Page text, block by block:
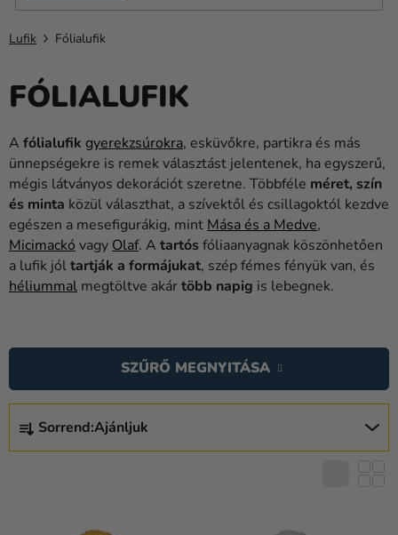
sátrak
Kanekalon
Hélium
és
Esküvő
Party
Dekoráció
és
kiegészítők
Ruházat
Újdonság
Ajándékok
Lufik Fólialufik
FÓLIALUFIK
A fólialufik gyerekzsúrokra, esküvőkre, partikra és más
ünnepségekre is remek választást jelentenek, ha egyszerű,
mégis látványos dekorációt szeretne. Többféle méret, szín
és minta közül választhat, a szívektől és csillagoktól kezdve
egészen a mesefigurákig, mint Mása és a Medve,
Micimackó vagy Olaf. A tartós fóliaanyagnak köszönhetően
a lufik jóltartják a formájukat, szép fémes fényük van, és
héliummal megtöltve akártöbb napig is lebegnek.
E
R
Sorrend:Ajánljuk
SZŰRŐ MEGNYITÁSA
E
R
M
É
K